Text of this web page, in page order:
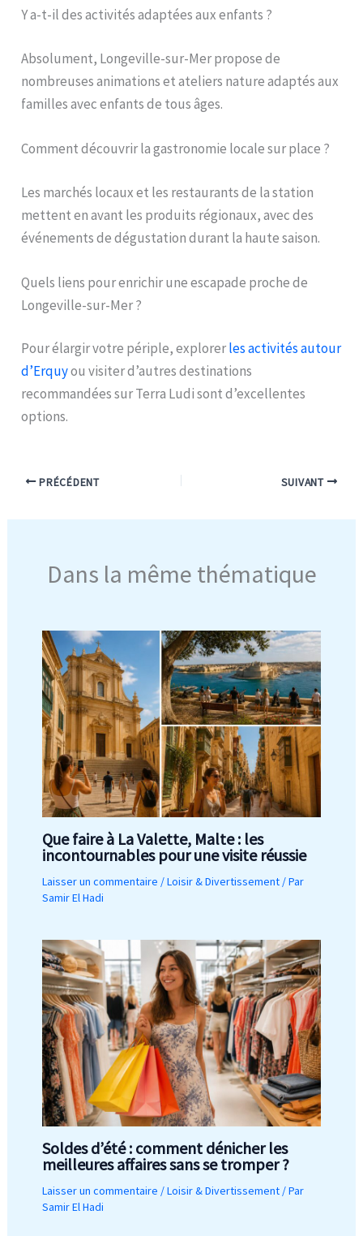
Y a-t-il des activités adaptées aux enfants ?
Absolument, Longeville-sur-Mer propose de
nombreuses animations et ateliers nature adaptés aux
familles avec enfants de tous âges.
Comment découvrir la gastronomie locale sur place ?
Les marchés locaux et les restaurants de la station
mettent en avant les produits régionaux, avec des
événements de dégustation durant la haute saison.
Quels liens pour enrichir une escapade proche de
Longeville-sur-Mer ?
Pour élargir votre périple, explorerles activités autour
d’Erquyou visiter d’autres destinations
recommandées sur Terra Ludi sont d’excellentes
options.
PRÉCÉDENT SUIVANT
Dans la même thématique
Que faire à La Valette, Malte : les
incontournables pour une visite réussie
Laisser un commentaire /Loisir & Divertissement/ Par
Samir El Hadi
Soldes d’été : comment dénicher les
meilleures affaires sans se tromper ?
Laisser un commentaire /Loisir & Divertissement/ Par
Samir El Hadi